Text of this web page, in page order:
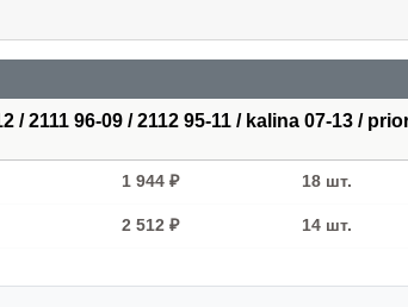
/ 2111 96-09 / 2112 95-11 / kalina 07-13 /
1 944 ₽ 18 шт.
2 512 ₽ 14 шт.